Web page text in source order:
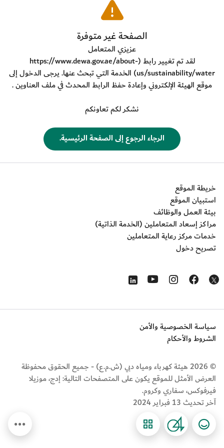
​الصفحة غير متوفرة
عزيزي المتعامل
لقد تم تغيير رابط (https://www.dewa.gov.ae/about-
us/sustainability/water) الخدمة التي تبحث عنها. يرجى الدخول إلى
موقع الهيئة الإلكتروني وإعادة حفظ الرابط المحدث في ملف العناوين .
نشكر لكم تعاونكم
​الرجاء الرجوع إلى الصفحة الرئيسية.
خريطة الموقع
استبيان الموقع
بيئة العمل والوظائف
مراكز إسعاد المتعاملين (الخدمة الذاتية)
خدمات مركز رعاية المتعاملين
تصريح دخول
Opens in a new window
Opens in a new window
Opens in a new window
Opens in a new window
Opens in a new window
© 2026 هيئة كهرباء ومياه دبي (ش.م.ع) - جميع الحقوق محفوظة
العرض الأمثل للموقع يكون على المتصفحات التالية: إدج، موزيلا
فيرفوكس، سفاري وكروم.
آخر تحديث 13 فبراير 2024
سياسة الخصوصية والأمن
الشروط والأحكام